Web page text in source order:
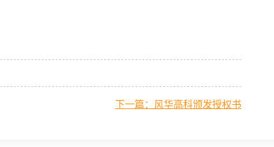
下一篇：风华高科颁发授权书